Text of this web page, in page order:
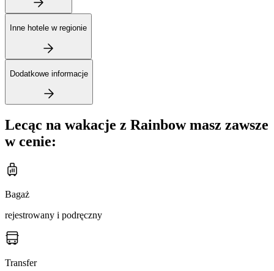
Inne hotele w regionie
Dodatkowe informacje
Lecąc na wakacje z Rainbow masz zawsze
w cenie:
Bagaż
rejestrowany i podręczny
Transfer